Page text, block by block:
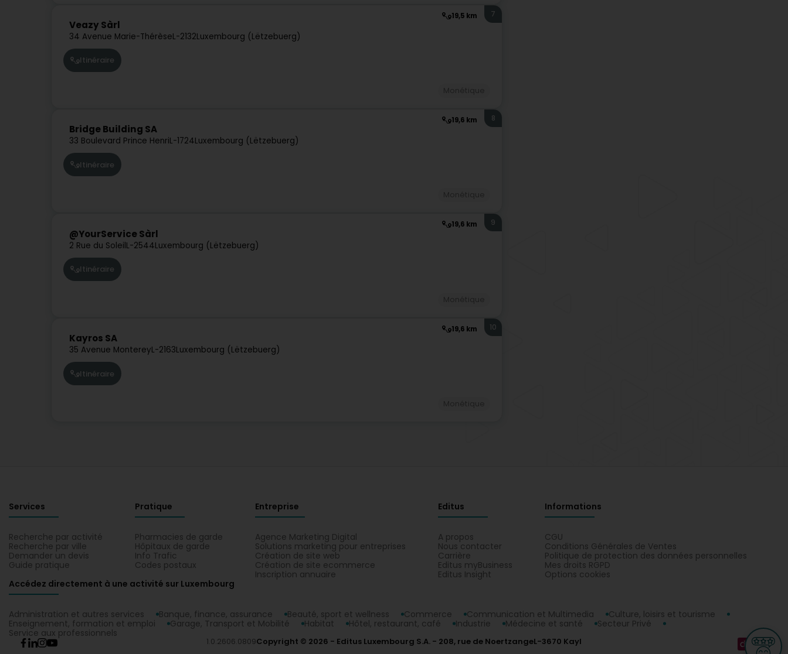
19,5 km
Veazy Sàrl
34 Avenue Marie-ThérèseL-2132Luxembourg (Lëtzebuerg)
7
Itinéraire
19,6 km
Bridge Building SA
33 Boulevard Prince HenriL-1724Luxembourg (Lëtzebuerg)
8
Itinéraire
19,6 km
@YourService Sàrl
2 Rue du SoleilL-2544Luxembourg (Lëtzebuerg)
9
Itinéraire
19,6 km
Kayros SA
35 Avenue MontereyL-2163Luxembourg (Lëtzebuerg)
10
Itinéraire
Services
Recherche par activité
Recherche par ville
Demander un devis
Guide pratique
Pratique
Pharmacies de garde
Hôpitaux de garde
Info Trafic
Codes postaux
Entreprise
Agence Marketing Digital
Solutions marketing pour entreprises
Création de site web
Création de site ecommerce
Inscription annuaire
Editus
A propos
Nous contacter
Carrière
Editus myBusiness
Editus Insight
Informations
CGU
Conditions Générales de Ventes
Politique de protection des données personnelles
Mes droits RGPD
Options cookies
Accédez directement à une activité sur Luxembourg
Administration et autres services Banque, finance, assurance Beauté, sport et wellness Commerce Communication et Multimedia
Culture, loisirs et tourisme
Enseignement, formation et emploi
Garage, Transport et Mobilité Habitat Hôtel, restaurant, café Industrie Médecine et santé
Secteur Privé
Service aux professionnels
1.0.2606.0809Copyright © 2026 Editus Luxembourg S.A. 208, rue de NoertzangeL-3670 Kayl